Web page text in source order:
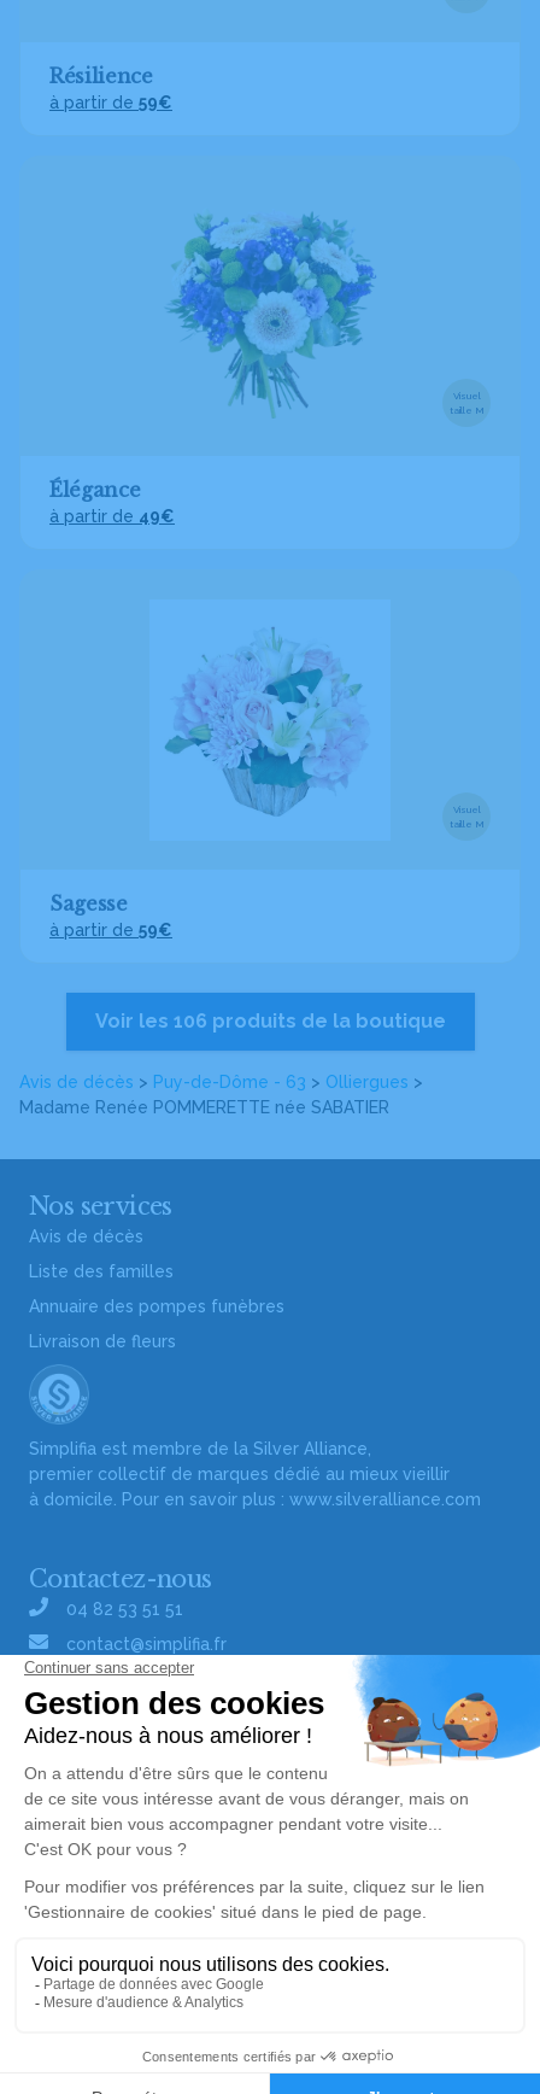
Avis de décès > Puy-de-Dôme - 63 > Olliergues >
Madame Renée POMMERETTE née SABATIER
Résilience
à partir de 59€
Visuel
taille M
Élégance
à partir de 49€
Visuel
taille M
Sagesse
à partir de 59€
Voir les 106 produits de la boutique
Alerte décès
Nos services
Avis de décès
Liste des familles
Annuaire des pompes funèbres
Livraison de fleurs
Simplifia est membre de la Silver Alliance,
premier collectif de marques dédié au mieux vieillir
à domicile. Pour en savoir plus : www.silveralliance.com
Contactez-nous
04 82 53 51 51
contact@simplifia.fr
Réseaux sociaux
Liens utiles
Publier un avis de décès
Signaler un abus/une erreur
Consultez nos offres d'emploi
Politique de traitement des données
Mentions légales